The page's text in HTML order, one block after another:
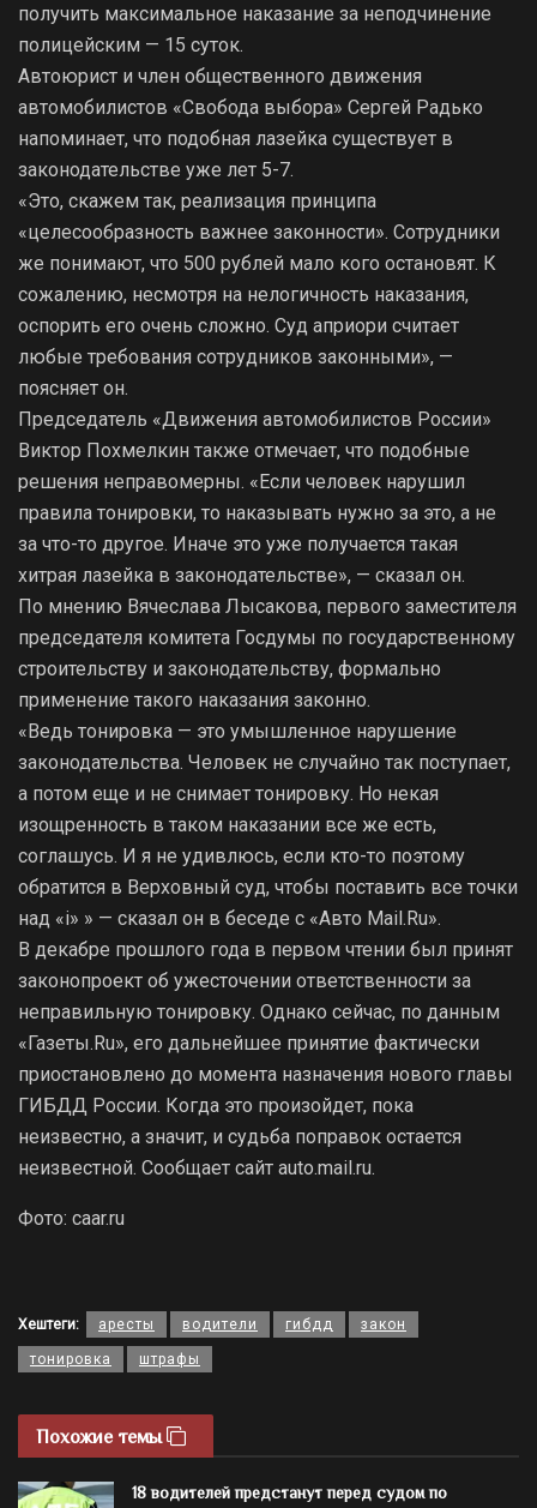
получить максимальное наказание за неподчинение
полицейским — 15 суток.
Автоюрист и член общественного движения
автомобилистов «Свобода выбора» Сергей Радько
напоминает, что подобная лазейка существует в
законодательстве уже лет 5-7.
«Это, скажем так, реализация принципа
«целесообразность важнее законности». Сотрудники
же понимают, что 500 рублей мало кого остановят. К
сожалению, несмотря на нелогичность наказания,
оспорить его очень сложно. Суд априори считает
любые требования сотрудников законными», —
поясняет он.
Председатель «Движения автомобилистов России»
Виктор Похмелкин также отмечает, что подобные
решения неправомерны. «Если человек нарушил
правила тонировки, то наказывать нужно за это, а не
за что-то другое. Иначе это уже получается такая
хитрая лазейка в законодательстве», — сказал он.
По мнению Вячеслава Лысакова, первого заместителя
председателя комитета Госдумы по государственному
строительству и законодательству, формально
применение такого наказания законно.
«Ведь тонировка — это умышленное нарушение
законодательства. Человек не случайно так поступает,
а потом еще и не снимает тонировку. Но некая
изощренность в таком наказании все же есть,
соглашусь. И я не удивлюсь, если кто-то поэтому
обратится в Верховный суд, чтобы поставить все точки
над «i» » — сказал он в беседе с «Авто Mail.Ru».
В декабре прошлого года в первом чтении был принят
законопроект об ужесточении ответственности за
неправильную тонировку. Однако сейчас, по данным
«Газеты.Ru», его дальнейшее принятие фактически
приостановлено до момента назначения нового главы
ГИБДД России. Когда это произойдет, пока
неизвестно, а значит, и судьба поправок остается
неизвестной. Сообщает сайт auto.mail.ru.
Фото: caar.ru
Хештеги: аресты водители гибдд закон
тонировка штрафы
Похожие темы
18 водителей предстанут перед судом по